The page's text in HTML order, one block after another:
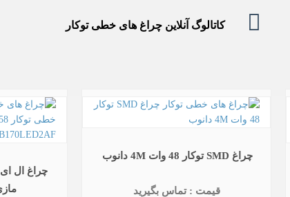
کاتالوگ آنلاین چراغ های خطی توکار
چراغ SMD توکار 48 وات 4M دانوب
قیمت : تماس بگیرید